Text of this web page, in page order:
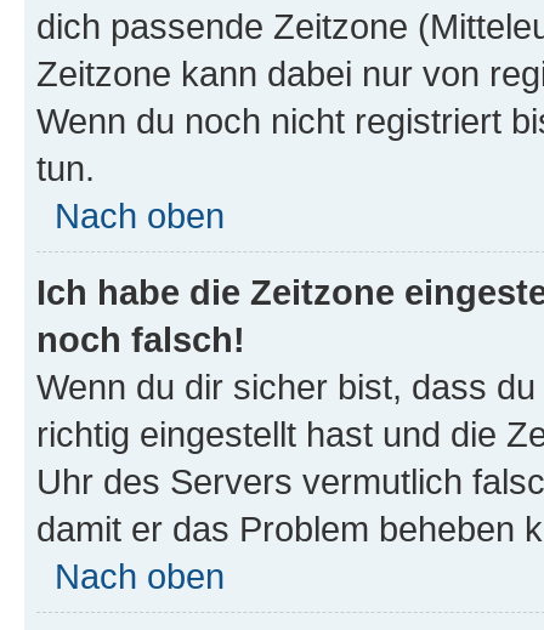
dich passende Zeitzone
Zeitzone kann dabei nur von
Wenn du noch nicht registriert
tun.
Nach oben
Ich habe die Zeitzone
noch falsch!
Wenn du dir sicher bist, dass
richtig eingestellt hast und die
Uhr des Servers vermutlich
damit er das Problem beheben
Nach oben